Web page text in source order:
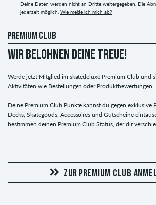
Deine Daten werden nicht an Dritte weitergegeben. Die
jederzeit möglich. Wie melde ich mich ab?
PREMIUM CLUB
WIR BELOHNEN DEINE TREUE!
Werde jetzt Mitglied im skatedeluxe Premium Club und
Aktivitäten wie Bestellungen oder Produktbewertungen.
Deine Premium Club Punkte kannst du gegen exklusive
Decks, Skategoods, Accessoires und Gutscheine
bestimmen deinen Premium Club Status, der dir
ZUR PREMIUM CLUB